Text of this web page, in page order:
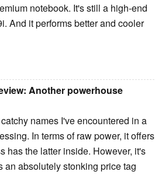
notebook. It's still a high-end
And it performs better and cooler
Another powerhouse
names I've encountered in a
In terms of raw power, it offers
has the latter inside. However, it's
an absolutely stonking price tag